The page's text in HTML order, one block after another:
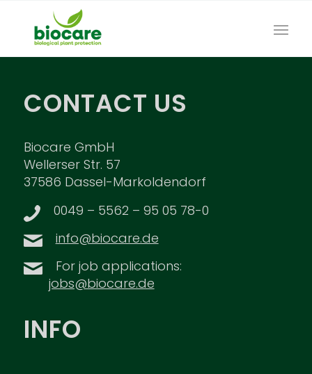
CONTACT US
Biocare GmbH
Wellerser Str. 57
37586 Dassel-Markoldendorf
0049 – 5562 – 95 05 78-0
info@biocare.de
For job applications:
jobs@biocare.de
INFO